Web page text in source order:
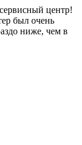
центр!
был очень
ниже, чем в